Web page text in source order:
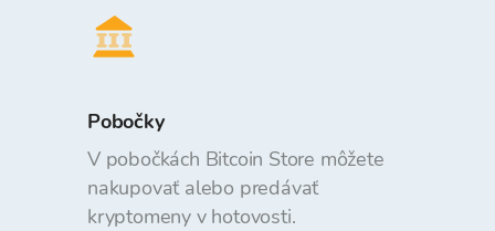
Pobočky
V pobočkách Bitcoin Store môžete
nakupovať alebo predávať
kryptomeny v hotovosti.